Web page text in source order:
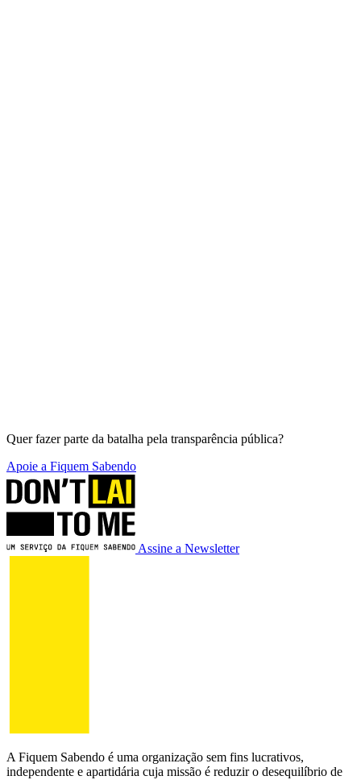
Quer fazer parte da batalha pela transparência pública?
Apoie a Fiquem Sabendo
Assine a Newsletter
A Fiquem Sabendo é uma organização sem fins lucrativos,
independente e apartidária cuja missão é reduzir o desequilíbrio de